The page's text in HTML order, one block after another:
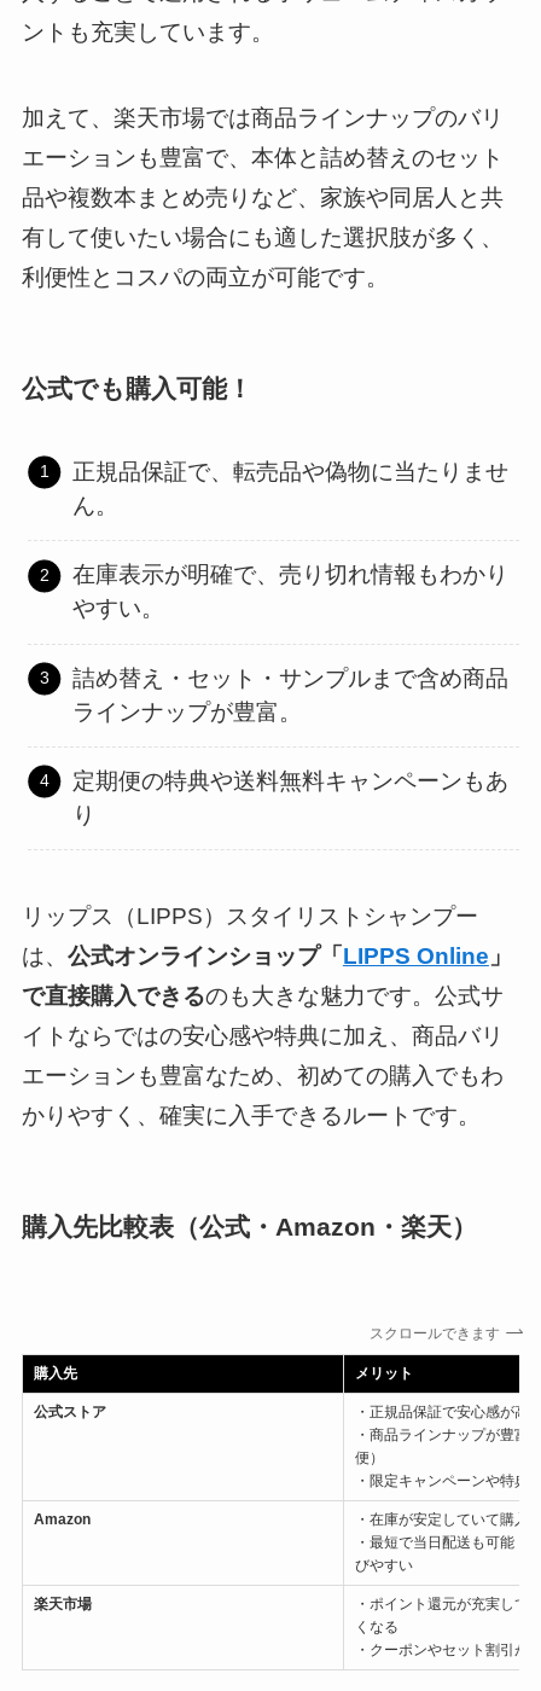
ントも充実しています。
加えて、楽天市場では商品ラインナップのバリ
エーションも豊富で、本体と詰め替えのセット
品や複数本まとめ売りなど、家族や同居人と共
有して使いたい場合にも適した選択肢が多く、
利便性とコスパの両立が可能です。
公式でも購入可能！
正規品保証で、転売品や偽物に当たりませ
ん。
在庫表示が明確で、売り切れ情報もわかり
やすい。
詰め替え・セット・サンプルまで含め商品
ラインナップが豊富。
定期便の特典や送料無料キャンペーンもあ
り
リップス（LIPPS）スタイリストシャンプー
は、 公式オンラインショップ「LIPPS Online 」
で直接購入できるのも大きな魅力です。公式サ
イトならではの安心感や特典に加え、商品バリ
エーションも豊富なため、初めての購入でもわ
かりやすく、確実に入手できるルートです。
購入先比較表（公式・Amazon・楽天）
スクロールできます
購入先 メリット
公式ストア
・正規品保証で安心感が高
・商品ラインナップが豊富
便）
・限定キャンペーンや特典
Amazon
・在庫が安定していて購入
・最短で当日配送も可能・
びやすい
楽天市場
・ポイント還元が充実して
くなる
・クーポンやセット割引が